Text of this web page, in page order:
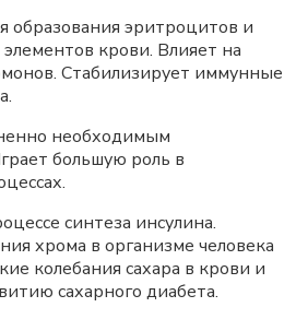
образования эритроцитов и
крови. Влияет на
Стабилизирует иммунные
необходимым
большую роль в
синтеза инсулина.
хрома в организме человека
колебания сахара в крови и
сахарного диабета.